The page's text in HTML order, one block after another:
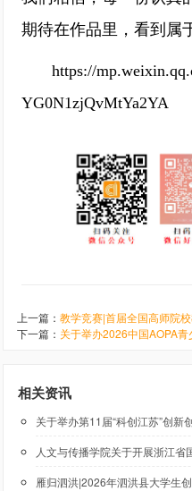
期待在作品里，看到属
https://
YG0N1zjQvMtYa2YA
上一篇：
下一篇：
相关资讯